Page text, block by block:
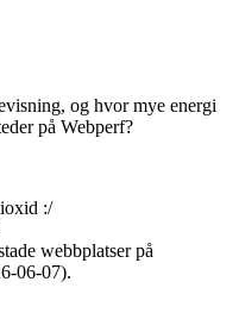
og hvor mye energi
på Webperf?
:/
webbplatser på
06-07).